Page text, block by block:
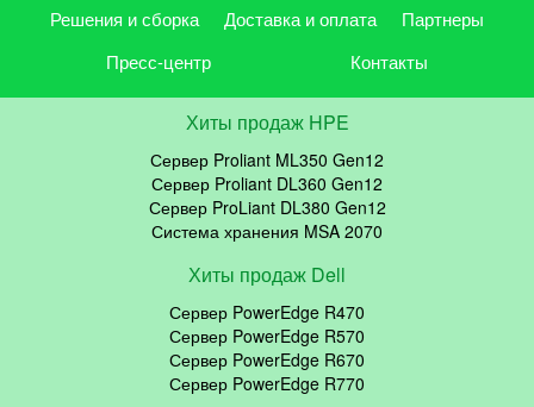
Решения и сборка
Доставка и оплата
Партнеры
Пресс-центр
Контакты
Хиты продаж HPE
Сервер Proliant ML350 Gen12
Сервер Proliant DL360 Gen12
Сервер ProLiant DL380 Gen12
Система хранения MSA 2070
Хиты продаж Dell
Сервер PowerEdge R470
Сервер PowerEdge R570
Сервер PowerEdge R670
Сервер PowerEdge R770